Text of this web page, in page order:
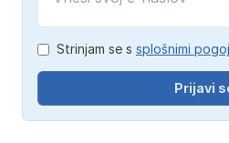
Strinjam se s splošnimi
Prijavi